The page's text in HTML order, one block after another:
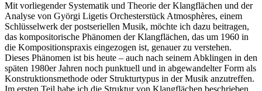
Mit vorliegender Systematik und Theorie der Klangflächen und der
Analyse von Györgi Ligetis Orchesterstück Atmosphères, einem
Schlüsselwerk der postseriellen Musik, möchte ich dazu beitragen,
das kompositorische Phänomen der Klangflächen, das um 1960 in
die Kompositionspraxis eingezogen ist, genauer zu verstehen.
Dieses Phänomen ist bis heute – auch nach seinem Abklingen in den
späten 1980er Jahren noch punktuell und in abgewandelter Form als
Konstruktionsmethode oder Strukturtypus in der Musik anzutreffen.